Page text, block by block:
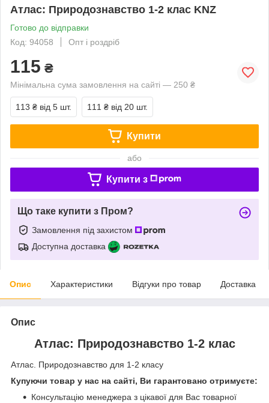
Атлас: Природознавство 1-2 клас KNZ
Готово до відправки
Код: 94058
Опт і роздріб
115 ₴
Мінімальна сума замовлення на сайті — 250 ₴
113 ₴ від 5 шт. 111 ₴ від 20 шт.
Купити
або
Купити з
Що таке купити з Пром?
Замовлення під захистом
Доступна доставка
Опис Характеристики Відгуки про товар Доставка
Опис
Атлас: Природознавство 1-2 клас
Атлас. Природознавство для 1-2 класу
Купуючи товар у нас на сайті, Ви гарантовано отримуєте:
Консультацію менеджера з цікавої для Вас товарної